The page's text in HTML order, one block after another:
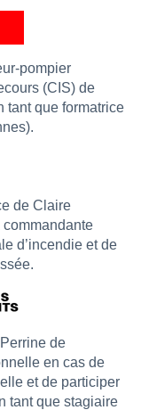
pompier
(CIS) de
tant que formatrice
de Claire
d’incendie et de
de
en cas de
et de participer
tant que stagiaire